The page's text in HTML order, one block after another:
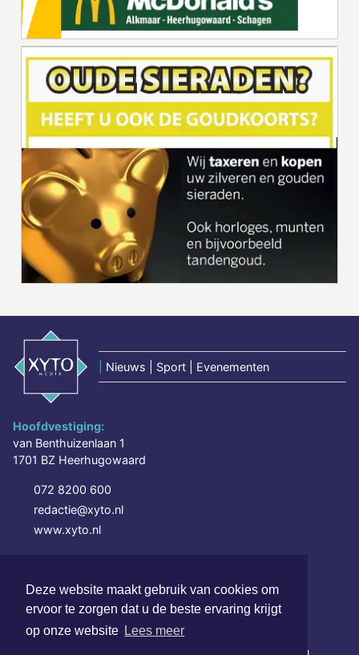
Deze website maakt gebruik van cookies om
ervoor te zorgen dat u de beste ervaring krijgt
op onze website Lees meer
Nieuws | Sport | Evenementen
Hoofdvestiging:
van Benthuizenlaan 1
1701 BZ Heerhugowaard
072 8200 600
redactie@xyto.nl
www.xyto.nl
NIEUWSBRIEF AANMELDEN
Schrijf je in voor onze nieuwsbrief en krijg wekelijks een